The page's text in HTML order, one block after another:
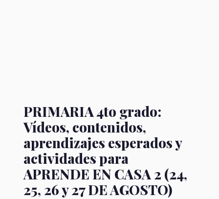
PRIMARIA 4to grado:
Vídeos, contenidos,
aprendizajes esperados y
actividades para
APRENDE EN CASA 2 (24,
25, 26 y 27 DE AGOSTO)